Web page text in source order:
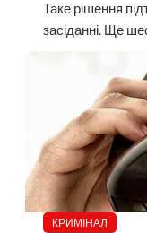
Таке рішення
засіданні. Ще
КРИМІНАЛ